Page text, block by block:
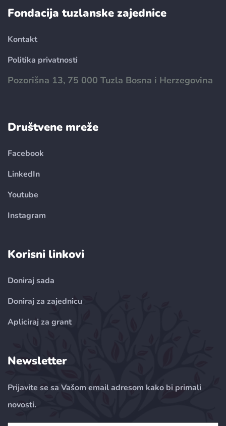
Fondacija tuzlanske zajednice
Kontakt
Politika privatnosti
Pozorišna 13, 75 000 Tuzla Bosna i Herzegovina
Društvene mreže
Facebook
LinkedIn
Youtube
Instagram
Korisni linkovi
Doniraj sada
Doniraj za zajednicu
Apliciraj za grant
Newsletter
Prijavite se sa Vašom email adresom kako bi primali
novosti.